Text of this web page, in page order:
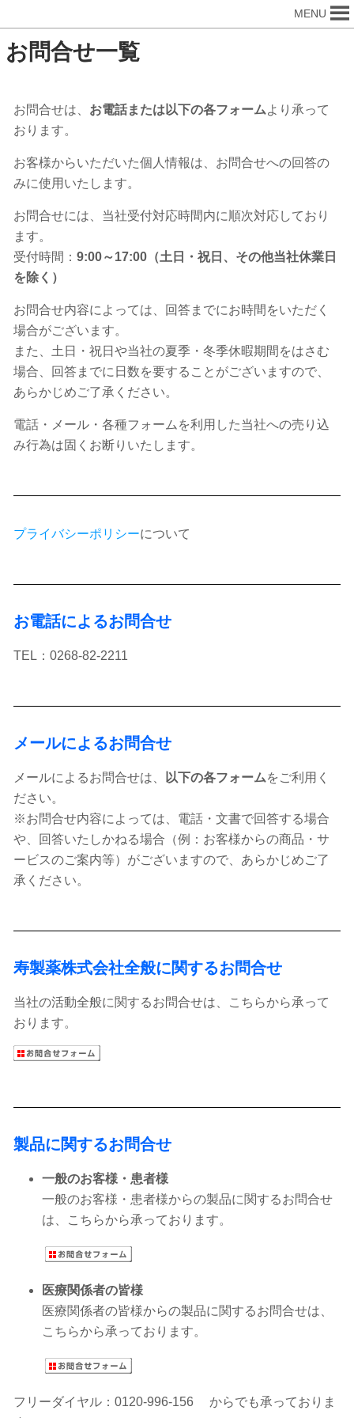
MENU
お問合せ一覧
お問合せは、 お電話または以下の各フォームより承って
おります。
お客様からいただいた個人情報は、お問合せへの回答の
みに使用いたします。
お問合せには、当社受付対応時間内に順次対応しており
ます。
受付時間： 9:00～17:00（土日・祝日、その他当社休業日
を除く）
お問合せ内容によっては、回答までにお時間をいただく
場合がございます。
また、土日・祝日や当社の夏季・冬季休暇期間をはさむ
場合、回答までに日数を要することがございますので、
あらかじめご了承ください。
電話・メール・各種フォームを利用した当社への売り込
み行為は固くお断りいたします。
プライバシーポリシーについて
お電話によるお問合せ
TEL：0268-82-2211
メールによるお問合せ
メールによるお問合せは、 以下の各フォームをご利用く
ださい。
※お問合せ内容によっては、電話・文書で回答する場合
や、回答いたしかねる場合（例：お客様からの商品・サ
ービスのご案内等）がございますので、あらかじめご了
承ください。
寿製薬株式会社全般に関するお問合せ
当社の活動全般に関するお問合せは、こちらから承って
おります。
製品に関するお問合せ
一般のお客様・患者様
一般のお客様・患者様からの製品に関するお問合せ
は、こちらから承っております。
医療関係者の皆様
医療関係者の皆様からの製品に関するお問合せは、
こちらから承っております。
フリーダイヤル：0120-996-156 からでも承っておりま